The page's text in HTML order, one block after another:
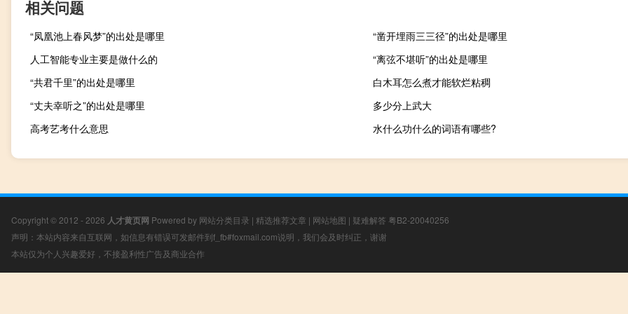
相关问题
“凤凰池上春风梦”的出处是哪里
“凿开埋雨三三径”的出处是哪里
人工智能专业主要是做什么的
“离弦不堪听”的出处是哪里
“共君千里”的出处是哪里
白木耳怎么煮才能软烂粘稠
“丈夫幸听之”的出处是哪里
多少分上武大
高考艺考什么意思
水什么功什么的词语有哪些?
Copyright © 2012 - 2026 人才黄页网 Powered by 网站分类目录 | 精选推荐文章 | 网站地图 | 疑难解答 粤B2-20040256
声明：本站内容来自互联网，如信息有错误可发邮件到f_fb#foxmail.com说明，我们会及时纠正，谢谢
本站仅为个人兴趣爱好，不接盈利性广告及商业合作